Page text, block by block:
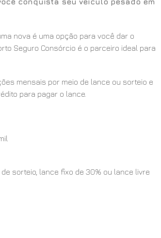
nova é uma opção para você dar o
Seguro Consórcio é o parceiro ideal para
mensais por meio de lance ou sorteio e
para pagar o lance.
sorteio, lance fixo de 30% ou lance livre